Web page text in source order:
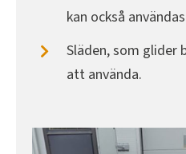
kan också
Släden, som glider
att använda.